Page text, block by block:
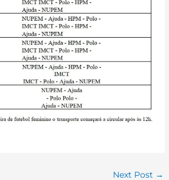
Next Post →